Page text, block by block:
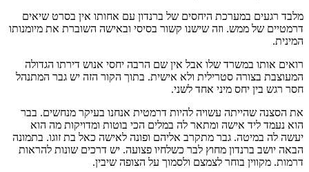
מלבד רגעים במערכת היחסים של ברנדון עם אחותו אין בסרט שיאים
דרמטיים של ממש. וזה שישנו קשור בסיסי ובאישה השוברת את מיומנותו
המינית.
רואים אותו במשרד שלו אבל אין שם הרבה יחסי אנוש דירתו הגדולה
המעוצבת בצורה סטרילית ולא אישית. בתוך הקור הזה יש גבר המתנהל
חסר רגש בין יחס מיני אחד לשני.
את הסצנה שהייתה עשויה להיות דרמטית אנחנו בעיקר מנחשים. בבר
הוא נעמד ליד אישה ומתאר לה במלים הכי בוטות ומדויקות מה הוא
יעשה לה במיטה. גבר מתקרב אליהם ופונה לאישה כאל בת זוגו. בתמונה
הבאה יושב ברנדון מחוץ לבר כשלחיו פצועה. יש דרכים שונות להראות
דרמות. מקווין בוחר לצמצם ולסמוך על הצופה שיבין.